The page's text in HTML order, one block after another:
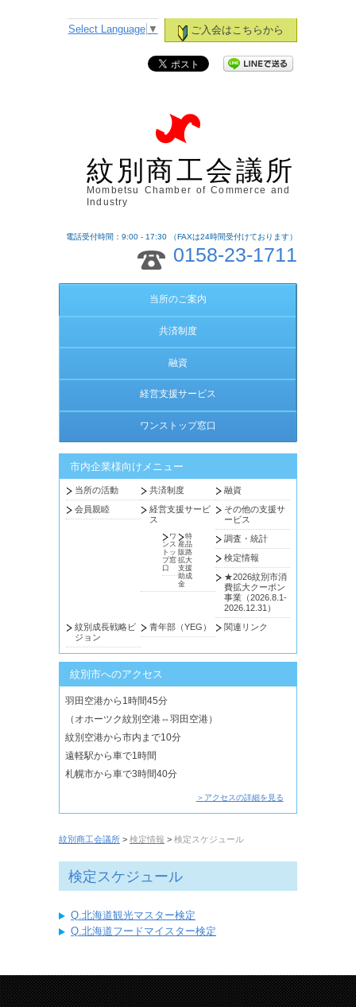
ご入会はこちらから
Select Language ▼
紋別商工会議所
Mombetsu Chamber of Commerce and
Industry
電話受付時間：9:00 - 17:30 （FAXは24時間受付けております）
0158-23-1711
当所のご案内
共済制度
融資
経営支援サービス
ワンストップ窓口
市内企業様向けメニュー
当所の活動 共済制度
融資
会員親睦
経営支援サービ
ス
ワ
ンス
トッ
プ窓
口
特
産品
販路
拡大
支援
助成
金
その他の支援サ
ービス
調査・統計
検定情報
★2026紋別市消
費拡大クーポン
事業（2026.8.1-
2026.12.31）
紋別成長戦略ビ
ジョン
青年部（YEG） 関連リンク
紋別市へのアクセス
羽田空港から1時間45分
（オホーツク紋別空港⇔羽田空港）
紋別空港から市内まで10分
遠軽駅から車で1時間
札幌市から車で3時間40分
＞アクセスの詳細を見る
紋別商工会議所 > 検定情報 > 検定スケジュール
検定スケジュール
Q.北海道観光マスター検定
Q.北海道フードマイスター検定